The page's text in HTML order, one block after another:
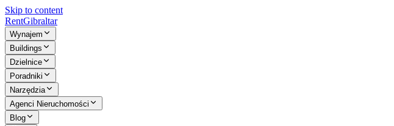
Skip to content
RentGibraltar
Wynajem
Buildings
Dzielnice
Poradniki
Narzędzia
Agenci Nieruchomości
Blog